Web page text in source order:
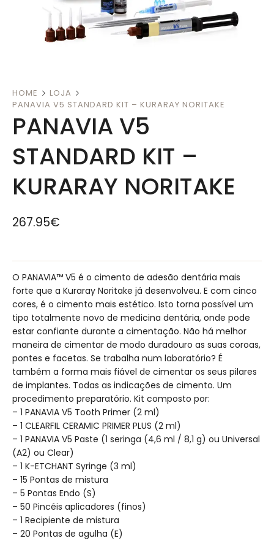
HOME
LOJA
PANAVIA V5 STANDARD KIT – KURARAY NORITAKE
PANAVIA V5
STANDARD KIT –
KURARAY NORITAKE
267.95€
O PANAVIA™ V5 é o cimento de adesão dentária mais
forte que a Kuraray Noritake já desenvolveu. E com cinco
cores, é o cimento mais estético. Isto torna possível um
tipo totalmente novo de medicina dentária, onde pode
estar confiante durante a cimentação. Não há melhor
maneira de cimentar de modo duradouro as suas coroas,
pontes e facetas. Se trabalha num laboratório? É
também a forma mais fiável de cimentar os seus pilares
de implantes. Todas as indicações de cimento. Um
procedimento preparatório. Kit composto por:
– 1 PANAVIA V5 Tooth Primer (2 ml)
– 1 CLEARFIL CERAMIC PRIMER PLUS (2 ml)
– 1 PANAVIA V5 Paste (1 seringa (4,6 ml / 8,1 g) ou Universal
(A2) ou Clear)
– 1 K-ETCHANT Syringe (3 ml)
– 15 Pontas de mistura
– 5 Pontas Endo (S)
– 50 Pincéis aplicadores (finos)
– 1 Recipiente de mistura
– 20 Pontas de agulha (E)